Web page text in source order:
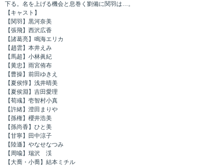
下る。名を上げる機会と息巻く劉備に関羽は…。
【キャスト】
【関羽】黒河奈美
【張飛】西沢広香
【諸葛亮】鳴海エリカ
【趙雲】本井えみ
【馬超】小林眞紀
【黄忠】雨宮侑布
【曹操】前田ゆきえ
【夏侯惇】浅井晴美
【夏侯淵】吉田愛理
【荀彧】壱智村小真
【許緒】澄田まりや
【孫権】櫻井浩美
【孫尚香】ひと美
【甘寧】田中涼子
【陸遜】やなせなつみ
【周喩】瑞沢 渓
【大喬・小喬】結本ミチル